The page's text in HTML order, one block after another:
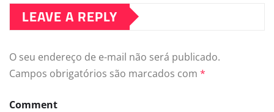
LEAVE A REPLY
O seu endereço de e-mail não será publicado.
Campos obrigatórios são marcados com *
Comment